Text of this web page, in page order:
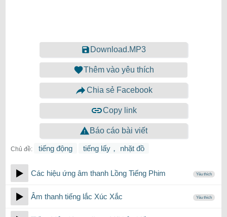
Download.MP3
Thêm vào yêu thích
Chia sẻ Facebook
Copy link
Báo cáo bài viết
Chủ đề: tiếng động tiếng lấy， nhặt đồ
Các hiệu ứng âm thanh Lồng Tiếng Phim Yêu thích
Âm thanh tiếng lắc Xúc Xắc Yêu thích